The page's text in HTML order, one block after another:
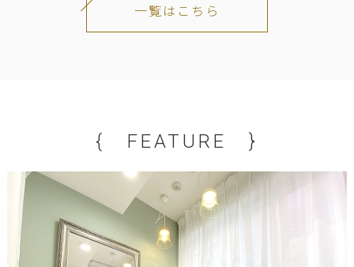
一覧はこちら
{ FEATURE }